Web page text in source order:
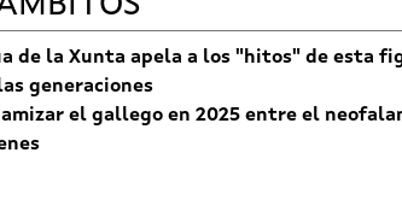
de la Xunta apela a los "hitos" de esta
generaciones
el gallego en 2025 entre el